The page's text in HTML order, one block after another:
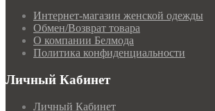
Интернет-магазин женской одежды
Обмен/Возврат товара
О компании Белмода
Политика конфиденциальности
Личный Кабинет
Личный Кабинет